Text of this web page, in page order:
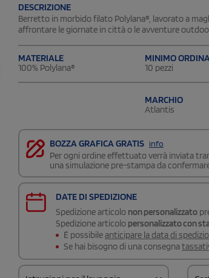
DESCRIZIONE
Berretto in morbido filato Polylana®, lavorato a
affrontare le giornate in città o le avventure
MATERIALE
100% Polylana®
MINIMO
10 pezzi
MARCHIO
Atlantis
BOZZA GRAFICA GRATIS info
Per ogni ordine effettuato verrà inviata
una simulazione pre-stampa da
DATE DI SPEDIZIONE
Spedizione articolo non personalizzato
Spedizione articolo personalizzato con
É possibileanticipare la data di
Se hai bisogno di una consegna